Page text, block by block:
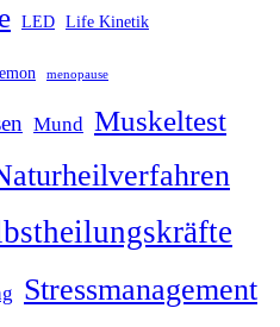
LED Life Kinetik
menopause
Mund Muskeltest
Stressmanagement